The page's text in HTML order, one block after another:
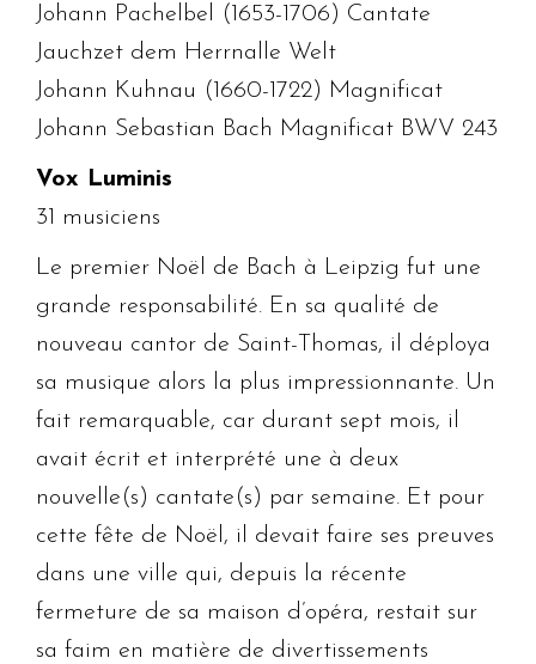
Johann Pachelbel (1653-1706) Cantate
Jauchzet dem Herrnalle Welt
Johann Kuhnau (1660-1722) Magnificat
Johann Sebastian Bach Magnificat BWV 243
Vox Luminis
31 musiciens
Le premier Noël de Bach à Leipzig fut une
grande responsabilité. En sa qualité de
nouveau cantor de Saint-Thomas, il déploya
sa musique alors la plus impressionnante. Un
fait remarquable, car durant sept mois, il
avait écrit et interprété une à deux
nouvelle(s) cantate(s) par semaine. Et pour
cette fête de Noël, il devait faire ses preuves
dans une ville qui, depuis la récente
fermeture de sa maison d’opéra, restait sur
sa faim en matière de divertissements